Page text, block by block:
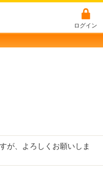
ログイン
が、よろしくお願いしま